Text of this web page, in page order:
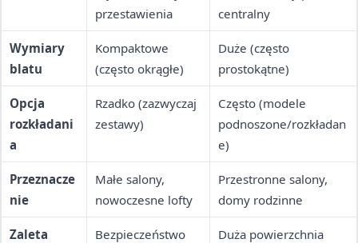
przestawienia
centralny
Wymiary
blatu
Kompaktowe
(często okrągłe)
Duże (często
prostokątne)
Opcja
rozkładani
a
Rzadko (zazwyczaj
zestawy)
Często (modele
podnoszone/rozkładan
e)
Przeznacze
nie
Małe salony,
nowoczesne lofty
Przestronne salony,
domy rodzinne
Zaleta
Bezpieczeństwo
Duża powierzchnia